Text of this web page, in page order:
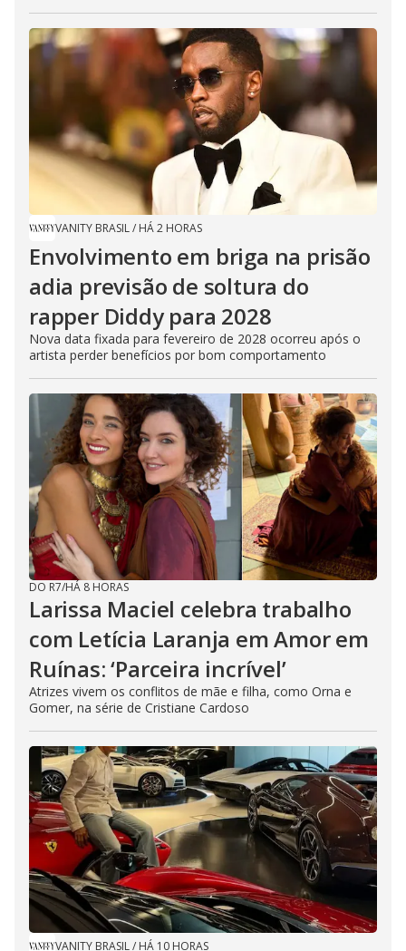
VANITY BRASIL/ HÁ 2 HORAS
Envolvimento em briga na prisão
adia previsão de soltura do
rapper Diddy para 2028
Nova data fixada para fevereiro de 2028 ocorreu após o
artista perder benefícios por bom comportamento
DO R7/HÁ 8 HORAS
Larissa Maciel celebra trabalho
com Letícia Laranja em Amor em
Ruínas: ‘Parceira incrível’
Atrizes vivem os conflitos de mãe e filha, como Orna e
Gomer, na série de Cristiane Cardoso
VANITY BRASIL/ HÁ 10 HORAS